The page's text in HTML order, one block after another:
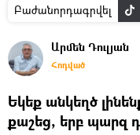
Բաժանորդագրվել
Արմեն Դուլյան
Հոդված
​Եկեք անկեղծ
քաշեց, երբ պարզ